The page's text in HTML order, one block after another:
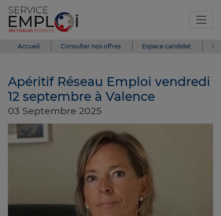
Accueil Consulter nos offres Espace candidat
Apéritif Réseau Emploi vendredi
12 septembre à Valence
03 Septembre 2025